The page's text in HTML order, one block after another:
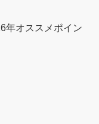
年オススメポイン